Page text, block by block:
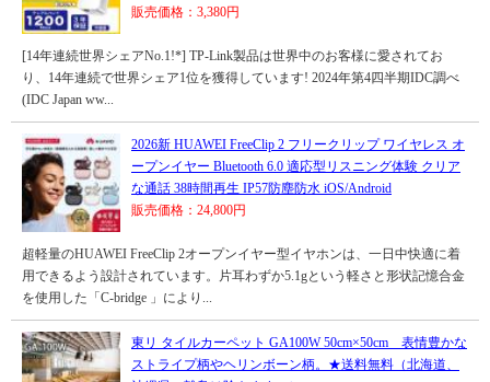
販売価格：3,380円
[14年連続世界シェアNo.1!*] TP-Link製品は世界中のお客様に愛されてお
り、14年連続で世界シェア1位を獲得しています! 2024年第4四半期IDC調べ
(IDC Japan ww...
2026新 HUAWEI FreeClip 2 フリークリップ ワイヤレス オ
ープンイヤー Bluetooth 6.0 適応型リスニング体験 クリア
な通話 38時間再生 IP57防塵防水 iOS/Android
販売価格：24,800円
超軽量のHUAWEI FreeClip 2オープンイヤー型イヤホンは、一日中快適に着
用できるよう設計されています。片耳わずか5.1gという軽さと形状記憶合金
を使用した「C-bridge 」により...
東リ タイルカーペット GA100W 50cm×50cm 表情豊かな
ストライプ柄やヘリンボーン柄。★送料無料（北海道、